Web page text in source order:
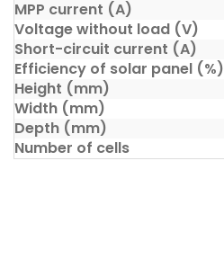
MPP current (A)
Voltage without load (V)
Short-circuit current (A)
Efficiency of solar panel (%)
Height (mm)
Width (mm)
Depth (mm)
Number of cells